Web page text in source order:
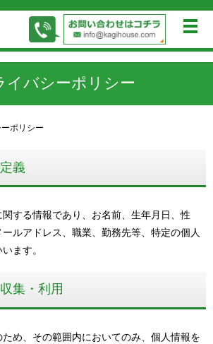
メ
イバシーポリシー
ポリシー
義
する情報であり、お名前、生年月日、性
ルアドレス、職業、勤務先等、特定の個人
ます。
集・利用
め、その範囲内においてのみ、個人情報を